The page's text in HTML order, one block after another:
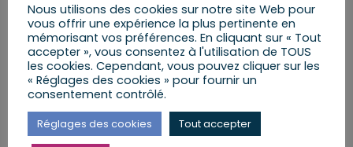
Nous utilisons des cookies sur notre site Web pour
vous offrir une expérience la plus pertinente en
mémorisant vos préférences. En cliquant sur « Tout
accepter », vous consentez à l'utilisation de TOUS
les cookies. Cependant, vous pouvez cliquer sur les
« Réglages des cookies » pour fournir un
consentement contrôlé.
Réglages des cookies Tout accepter